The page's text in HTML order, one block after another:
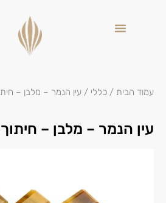
עמוד הבית / כללי / עין הנמר – מלבן –
עין הנמר – מלבן –